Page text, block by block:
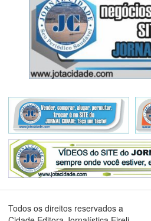
Todos os direitos reservados a